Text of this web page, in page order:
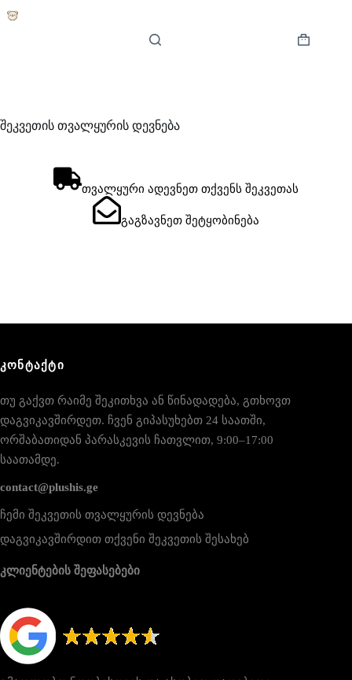
to
Shopping
შეკვეთის თვალყურის დევნება
თვალყური ადევნეთ თქვენს შეკვეთას
გაგზავნეთ შეტყობინება
ᲙᲝᲜᲢᲐᲥᲢᲘ
თუ გაქვთ რაიმე შეკითხვა ან წინადადება, გთხოვთ
დაგვიკავშირდეთ. ჩვენ გიპასუხებთ 24 საათში,
ორშაბათიდან პარასკევის ჩათვლით, 9:00–17:00
საათამდე.
contact@plushis.ge
ჩემი შეკვეთის თვალყურის დევნება
დაგვიკავშირდით თქვენი შეკვეთის შესახებ
კლიენტების შეფასებები